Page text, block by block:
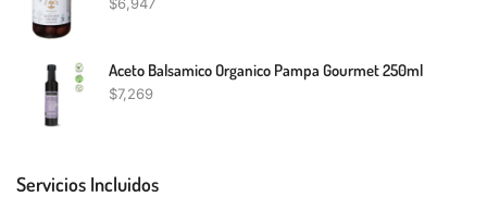
Aceto Balsamico Organico Pampa Gourmet 250ml
$7,269
Servicios Incluidos